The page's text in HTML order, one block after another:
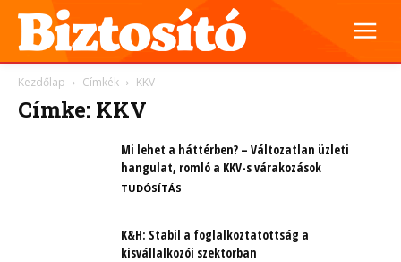
Kezdőlap Címkék KKV
Címke: KKV
Mi lehet a háttérben? – Változatlan üzleti
hangulat, romló a KKV-s várakozások
TUDÓSÍTÁS
K&H: Stabil a foglalkoztatottság a
kisvállalkozói szektorban